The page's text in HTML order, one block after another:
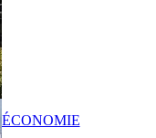
ÉCONOMIE